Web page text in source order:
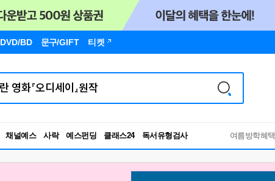
DVD/BD 문구/GIFT 티켓
채널예스 사락 예스펀딩 클래스24
RBTI Lab
독서유형검사
여름방학혜택